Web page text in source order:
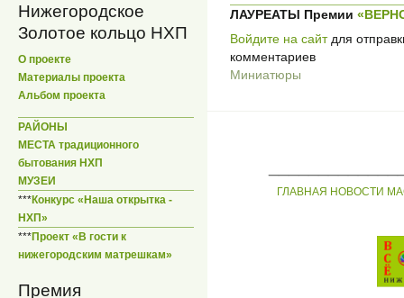
Нижегородское
Золотое кольцо НХП
О проекте
Материалы проекта
Альбом проекта
РАЙОНЫ
МЕСТА традиционного
бытования НХП
МУЗЕИ
***Конкурс «Наша открытка -
НХП»
***Проект «В гости к
нижегородским матрешкам»
Премия
ЛАУРЕАТЫ Премии
Войдите на сайтдля
комментариев
Миниатюры
ГЛАВНАЯ НОВОСТИ